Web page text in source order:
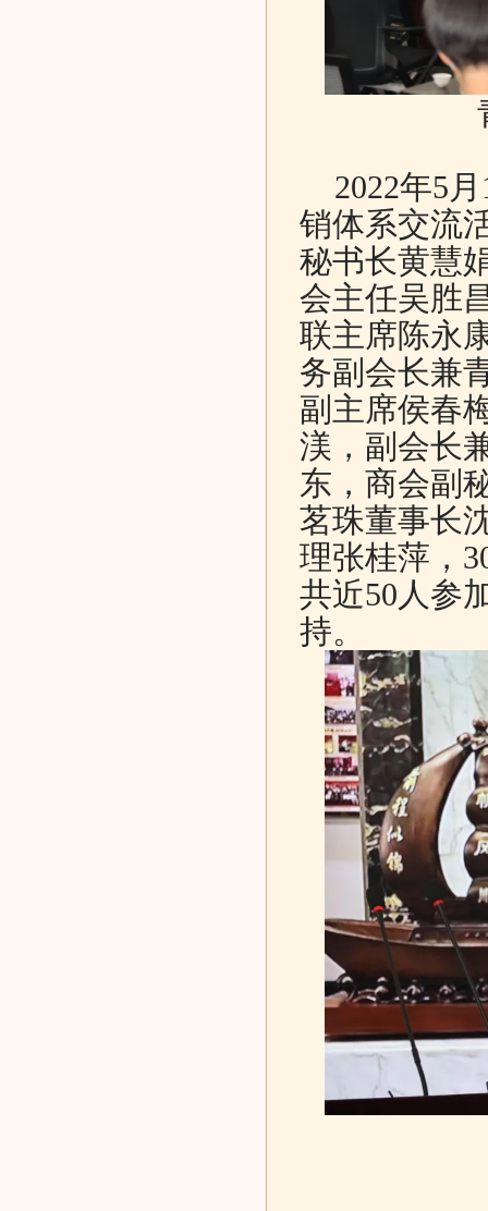
2022年5月
销体系交流
秘书长黄慧
会主任吴胜
联主席陈永
务副会长兼
副主席侯春
渼，副会长
东，商会副
茗珠董事长
理张桂萍，
共近50人参
持。